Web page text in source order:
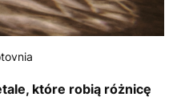
które robią różnicę